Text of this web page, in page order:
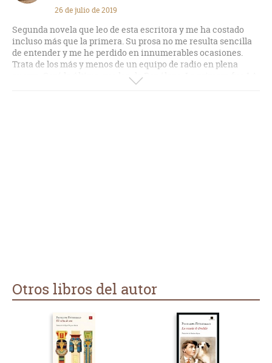
26 de julio de 2019
Segunda novela que leo de esta escritora y me ha costado
incluso más que la primera. Su prosa no me resulta sencilla
de entender y me he perdido en innumerables ocasiones.
Trata de los más y menos de un equipo de radio en plena
guerra. Será la última que lea de Penélope. La primera fue LA
LIBRERÍA y seguí el hilo de la historia porque había visto la
Otros libros del autor